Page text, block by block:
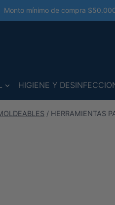
Monto mínimo de compra
HIGIENE Y
/ HERRAMIENTAS